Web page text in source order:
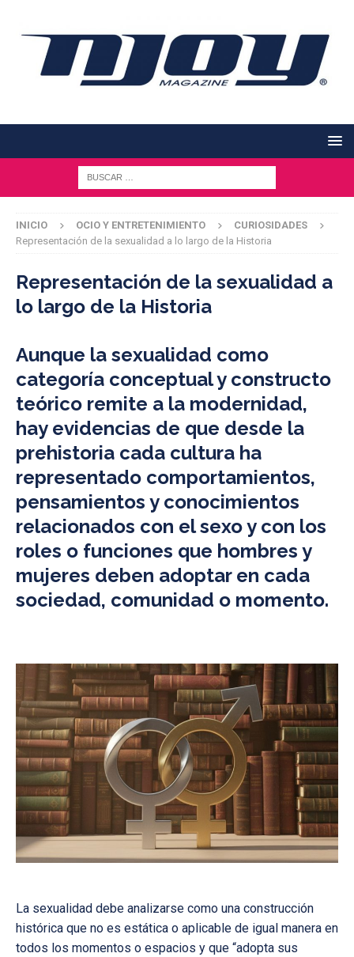
INICIO OCIO Y ENTRETENIMIENTO
CURIOSIDADES
Representación de la sexualidad a lo largo de la Historia
Representación de la sexualidad a
lo largo de la Historia
Aunque la sexualidad como
categoría conceptual y constructo
teórico remite a la modernidad,
hay evidencias de que desde la
prehistoria cada cultura ha
representado comportamientos,
pensamientos y conocimientos
relacionados con el sexo y con los
roles o funciones que hombres y
mujeres deben adoptar en cada
sociedad, comunidad o momento.
La sexualidad debe analizarse como una construcción
histórica que no es estática o aplicable de igual manera en
todos los momentos o espacios y que “adopta sus